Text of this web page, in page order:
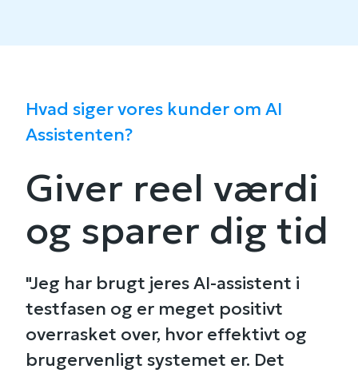
Hvad siger vores kunder om AI
Assistenten?
Giver reel værdi
og sparer dig tid
"Jeg har brugt jeres AI-assistent i
testfasen og er meget positivt
overrasket over, hvor effektivt og
brugervenligt systemet er. Det